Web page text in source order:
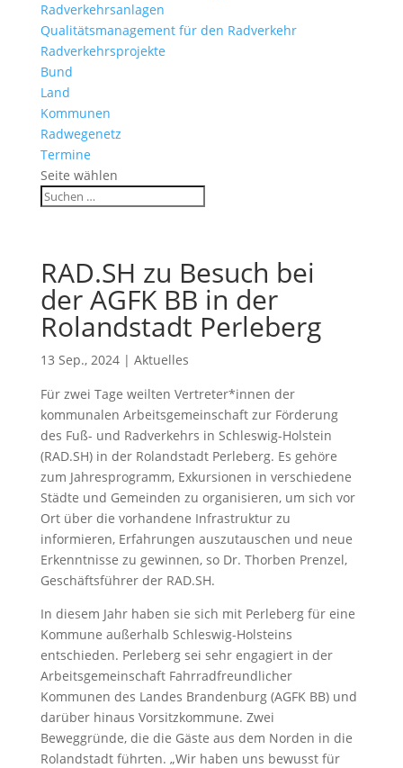
Radverkehrsanlagen
Qualitätsmanagement für den Radverkehr
Radverkehrsprojekte
Bund
Land
Kommunen
Radwegenetz
Termine
Seite wählen
RAD.SH zu Besuch bei
der AGFK BB in der
Rolandstadt Perleberg
13 Sep., 2024| Aktuelles
Für zwei Tage weilten Vertreter*innen der
kommunalen Arbeitsgemeinschaft zur Förderung
des Fuß- und Radverkehrs in Schleswig-Holstein
(RAD.SH) in der Rolandstadt Perleberg. Es gehöre
zum Jahresprogramm, Exkursionen in verschiedene
Städte und Gemeinden zu organisieren, um sich vor
Ort über die vorhandene Infrastruktur zu
informieren, Erfahrungen auszutauschen und neue
Erkenntnisse zu gewinnen, so Dr. Thorben Prenzel,
Geschäftsführer der RAD.SH.
In diesem Jahr haben sie sich mit Perleberg für eine
Kommune außerhalb Schleswig-Holsteins
entschieden. Perleberg sei sehr engagiert in der
Arbeitsgemeinschaft Fahrradfreundlicher
Kommunen des Landes Brandenburg (AGFK BB) und
darüber hinaus Vorsitzkommune. Zwei
Beweggründe, die die Gäste aus dem Norden in die
Rolandstadt führten. „Wir haben uns bewusst für